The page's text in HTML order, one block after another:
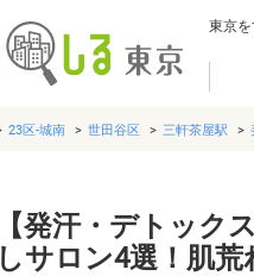
東京
23区-城南 世田谷区 三軒茶屋駅
【発汗・デトック
しサロン4選！肌荒